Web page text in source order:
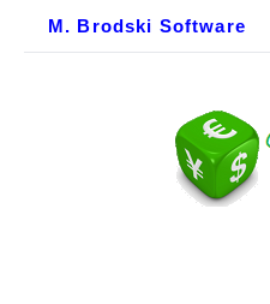
M. Brodski Software